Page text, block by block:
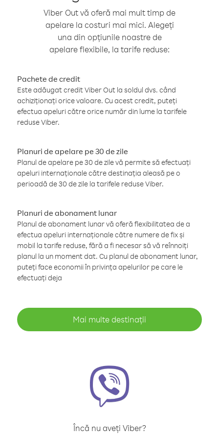
Viber Out vă oferă mai mult timp de
apelare la costuri mai mici. Alegeți
una din opțiunile noastre de
apelare flexibile, la tarife reduse:
Pachete de credit
Este adăugat credit Viber Out la soldul dvs. când
achiziționați orice valoare. Cu acest credit, puteți
efectua apeluri către orice număr din lume la tarifele
reduse Viber.
Planuri de apelare pe 30 de zile
Planul de apelare pe 30 de zile vă permite să efectuați
apeluri internaționale către destinația aleasă pe o
perioadă de 30 de zile la tarifele reduse Viber.
Planuri de abonament lunar
Planul de abonament lunar vă oferă flexibilitatea de a
efectua apeluri internaționale către numere de fix și
mobil la tarife reduse, fără a fi necesar să vă reînnoiți
planul la un moment dat. Cu planul de abonament lunar,
puteți face economii în privința apelurilor pe care le
efectuați deja
Mai multe destinații
Încă nu aveți Viber?